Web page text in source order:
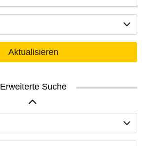
Aktualisieren
Erweiterte Suche